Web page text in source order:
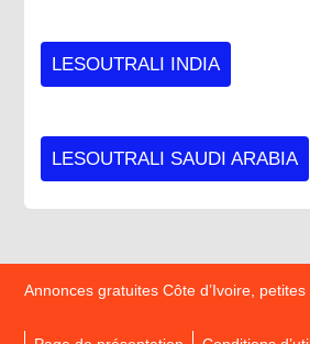
LESOUTRALI INDIA
LESOUTRALI SAUDI ARABIA
Annonces gratuites Côte d’Ivoire,